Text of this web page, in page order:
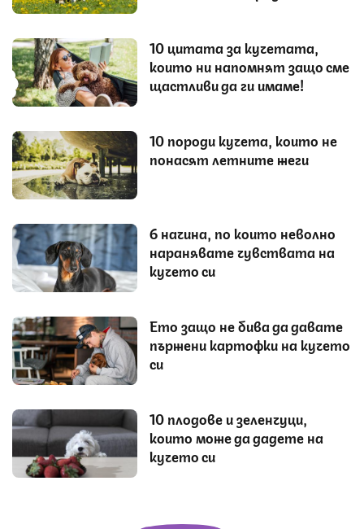
10 цитата за кучетата,
които ни напомнят защо сме
щастливи да ги имаме!
10 породи кучета, които не
понасят летните жеги
6 начина, по които неволно
наранявате чувствата на
кучето си
Ето защо не бива да давате
пържени картофки на кучето
си
10 плодове и зеленчуци,
които може да дадете на
кучето си